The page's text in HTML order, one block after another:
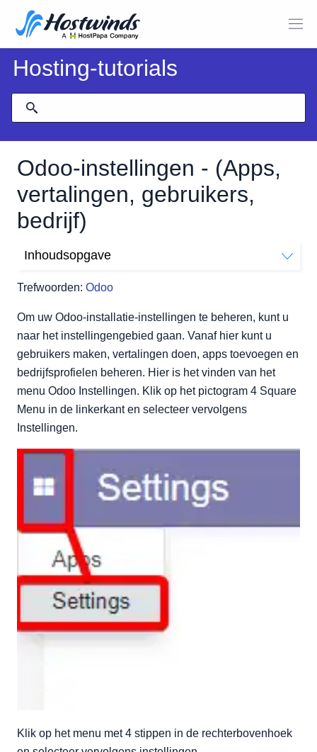
Hosting-tutorials
Odoo-instellingen - (Apps,
vertalingen, gebruikers,
bedrijf)
Trefwoorden: Odoo
Inhoudsopgave
Blader door de apps
App Winkel
In-app aankopen
Theme Store
Odoo-instellingen - Vertalingen
Odoo-instellingen - Gebruikersbeheer
Odoo-instellingen - Mijn bedrijf
Om uw Odoo-installatie-instellingen te beheren, kunt u
naar het instellingengebied gaan. Vanaf hier kunt u
gebruikers maken, vertalingen doen, apps toevoegen en
bedrijfsprofielen beheren. Hier is het vinden van het
menu Odoo Instellingen. Klik op het pictogram 4 Square
Menu in de linkerkant en selecteer vervolgens
Instellingen.
Klik op het menu met 4 stippen in de rechterbovenhoek